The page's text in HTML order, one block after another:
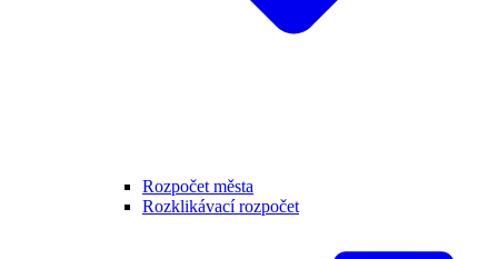
Rozpočet města
Rozklikávací rozpočet